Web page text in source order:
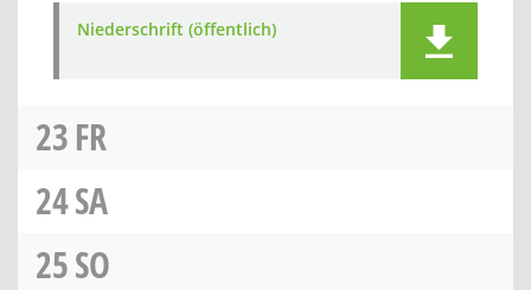
Niederschrift (öffentlich)
23FR
24SA
25SO